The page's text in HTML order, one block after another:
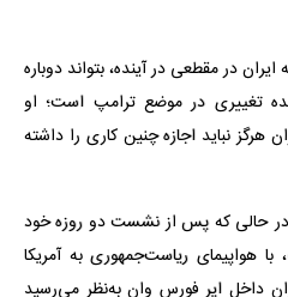
در مقطعی در آینده، بتواند دوباره
تغییری در موضع ترامپ است؛ او
هرگز نباید اجازه چنین کاری را داشته
در حالی که پس از نشست دو روزه خود
هواپیمای ریاست‌جمهوری به آمریکا
داخل ایر فورس وان به‌نظر می‌رسید